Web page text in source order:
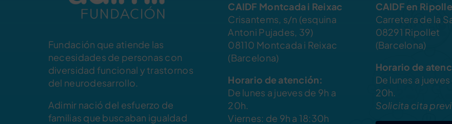
Fundación que atiende las
necesidades de personas con
diversidad funcional y trastornos
del neurodesarrollo.
Adimir nació del esfuerzo de
familias que buscaban igualdad
CAIDF Montcada i Reixac
Crisantems, s/n (esquina
Antoni Pujades, 39)
08110 Montcada i Reixac
(Barcelona)
Horario de atención:
De lunes a jueves de 9h a
20h.
Viernes: de 9h a 18:30h
CAIDF en
Carretera de la
08291 Ripollet
(Barcelona)
Horario de
De lunes a jueves
20h.
Solicita cita